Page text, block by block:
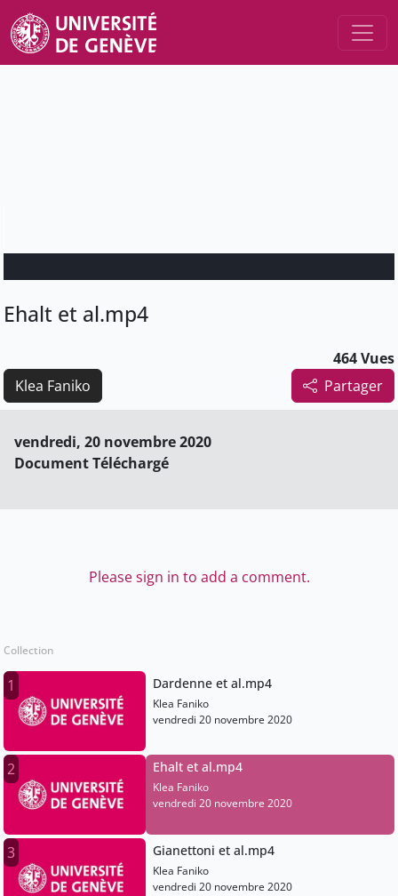
Ehalt et al.mp4
464 Vues
Partager
Klea Faniko
vendredi, 20 novembre 2020
Document Téléchargé
Please sign in to add a comment.
Collection
1 Dardenne et al.mp4
Klea Faniko
vendredi 20 novembre 2020
2 Ehalt et al.mp4
Klea Faniko
vendredi 20 novembre 2020
3 Gianettoni et al.mp4
Klea Faniko
vendredi 20 novembre 2020